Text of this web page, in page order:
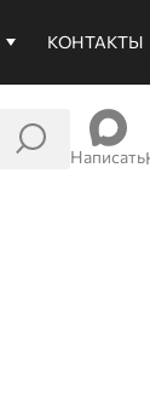
КОНТАКТЫ
Написать